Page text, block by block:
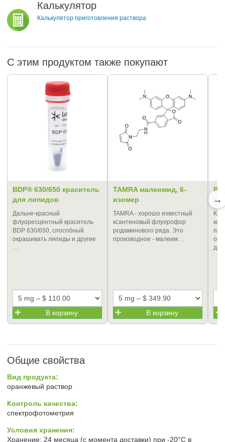
Калькулятор
Калькулятор приготовления раствора
С этим продуктом также покупают
BDP® 630/650 краситель
для липидов
Дальне-красный
флуоресцентный краситель
BDP 630/650, способный
окрашивать липиды и другие
…
В корзину
TAMRA малеимид, 6-
изомер
TAMRA - хорошо известный
ксантеновый флуорофор
родаминового ряда. Это
производное - малеим…
В корзину
→
Общие свойства
Вид продукта:
оранжевый раствор
Контроль качества:
спектрофотометрия
Условия хранения:
Хранение: 24 месяца (с момента доставки) при -20°C в